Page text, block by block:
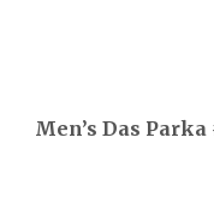
稿Men’s Das